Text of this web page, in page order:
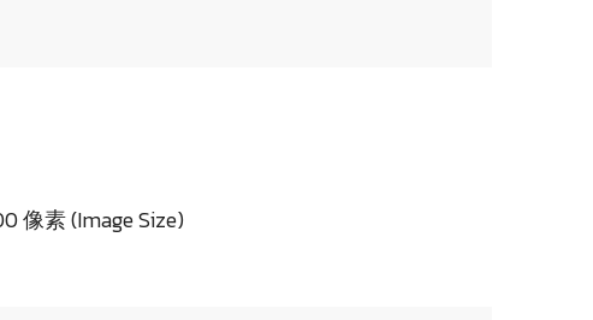
像素 (Image Size)